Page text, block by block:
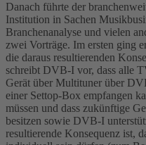
Danach führte der
Institution in Sachen
Branchenanalyse und vielen
zwei Vorträge. Im ersten ging
die daraus resultierenden
schreibt DVB-I vor, dass alle
Gerät über Multituner über
einer Settop-Box empfangen
müssen und dass zukünftige
besitzen sowie DVB-I
resultierende Konsequenz ist,